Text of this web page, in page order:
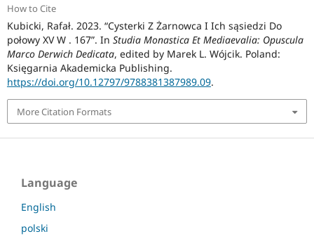
How to Cite
Kubicki, Rafał. 2023. “Cysterki Z Żarnowca I Ich sąsiedzi Do
połowy XV W . 167”. In Studia Monastica Et Mediaevalia: Opuscula
Marco Derwich Dedicata, edited by Marek L. Wójcik. Poland:
Księgarnia Akademicka Publishing.
https://doi.org/10.12797/9788381387989.09.
More Citation Formats
Language
English
polski